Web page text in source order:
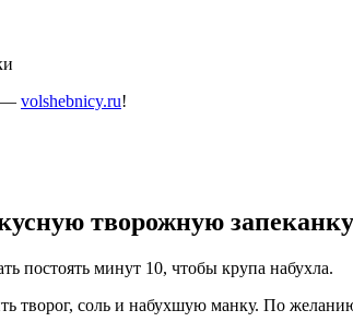
— volshebnicy.ru!
творожную
постоять минут 10, чтобы крупа набухла.
творог, соль и набухшую манку. По